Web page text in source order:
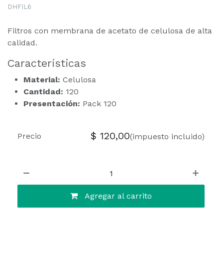
DHFIL6
Filtros con membrana de acetato de celulosa de alta
calidad.
Características
Material: Celulosa
Cantidad: 120
Presentación: Pack 120
Agregar al carrito
Precio $ 120,00(impuesto incluido)